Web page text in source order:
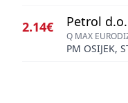
2.14€ Petrol
Q MAX
PM OSIJEK,